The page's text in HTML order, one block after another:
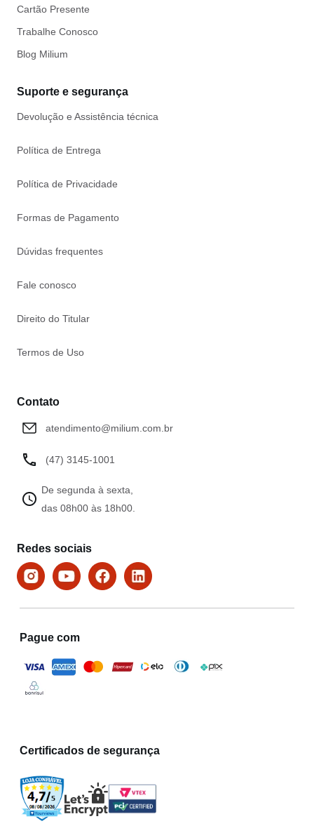
Cartão Presente
Trabalhe Conosco
Blog Milium
Suporte e segurança
Devolução e Assistência técnica
Política de Entrega
Política de Privacidade
Formas de Pagamento
Dúvidas frequentes
Fale conosco
Direito do Titular
Termos de Uso
Contato
atendimento@milium.com.br
(47) 3145-1001
De segunda à sexta,
das 08h00 às 18h00.
Redes sociais
Pague com
Certificados de segurança